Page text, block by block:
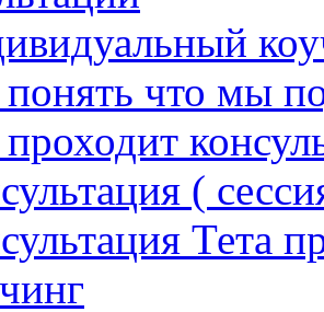
что мы
(
Тета